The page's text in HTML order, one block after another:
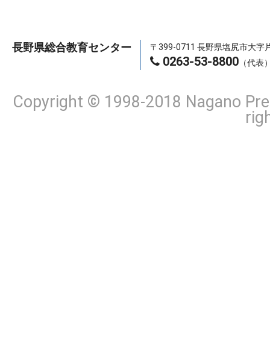
2025.04.03
令和７年度研修講座案内等、教職員研修会サポート
長野県総合教育センター 〒399-0711 長野県塩尻市大字
0263-53-8800 （代表
Copyright © 1998-2018 Nagano